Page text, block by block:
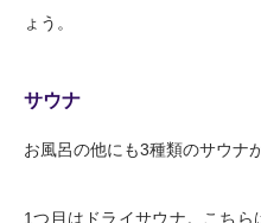
ょう。
サウナ
お風呂の他にも3種類のサウナ
1つ目はドライサウナ。こち